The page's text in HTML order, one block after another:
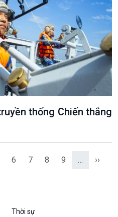
thống Chiến thắng
6 7 8 9 … ››
Thời sự